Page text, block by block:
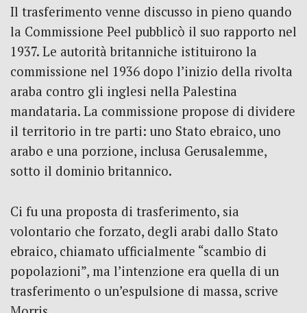
Il trasferimento venne discusso in pieno quando
la Commissione Peel pubblicò il suo rapporto nel
1937. Le autorità britanniche istituirono la
commissione nel 1936 dopo l’inizio della rivolta
araba contro gli inglesi nella Palestina
mandataria. La commissione propose di dividere
il territorio in tre parti: uno Stato ebraico, uno
arabo e una porzione, inclusa Gerusalemme,
sotto il dominio britannico.
Ci fu una proposta di trasferimento, sia
volontario che forzato, degli arabi dallo Stato
ebraico, chiamato ufficialmente “scambio di
popolazioni”, ma l’intenzione era quella di un
trasferimento o un’espulsione di massa, scrive